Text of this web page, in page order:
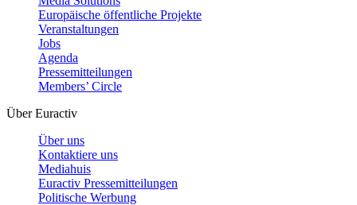
Europäische öffentliche Projekte
Veranstaltungen
Jobs
Agenda
Pressemitteilungen
Members’ Circle
Über Euractiv
Über uns
Kontaktiere uns
Mediahuis
Euractiv Pressemitteilungen
Politische Werbung